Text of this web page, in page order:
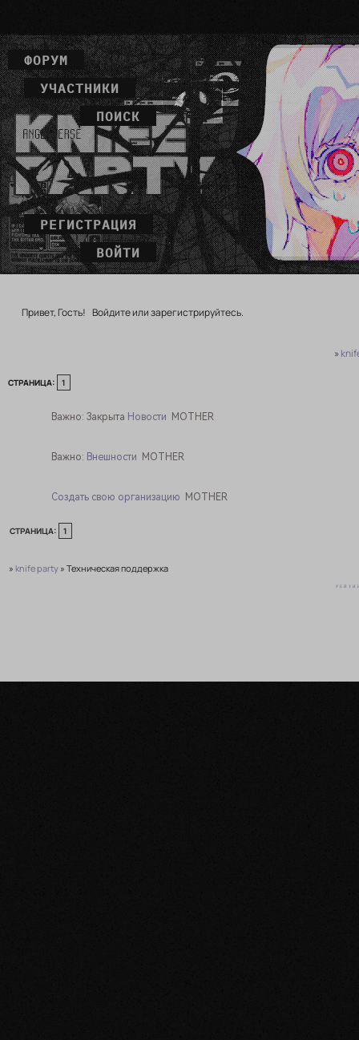
ФОРУМ
УЧАСТНИКИ
ПОИСК
РЕГИСТРАЦИЯ
ВОЙТИ
Привет, Гость! Войдитеилизарегистрируйтесь.
»
СТРАНИЦА: 1
Важно: Закрыта Новости MOTHER
Важно: Внешности MOTHER
Создать свою организацию MOTHER
СТРАНИЦА: 1
» knife party » Техническая поддержка